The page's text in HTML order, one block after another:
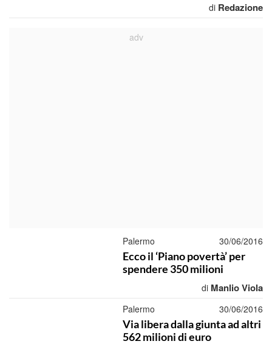
di Redazione
Palermo 30/06/2016
Ecco il ‘Piano povertà’ per
spendere 350 milioni
di Manlio Viola
Palermo 30/06/2016
Via libera dalla giunta ad altri
562 milioni di euro